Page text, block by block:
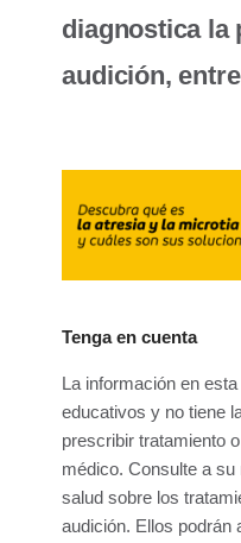
diagnostica la
audición,
Tenga en cuenta
La información en
educativos y no tiene
prescribir tratamiento
médico. Consulte a
salud sobre los
audición. Ellos podrán